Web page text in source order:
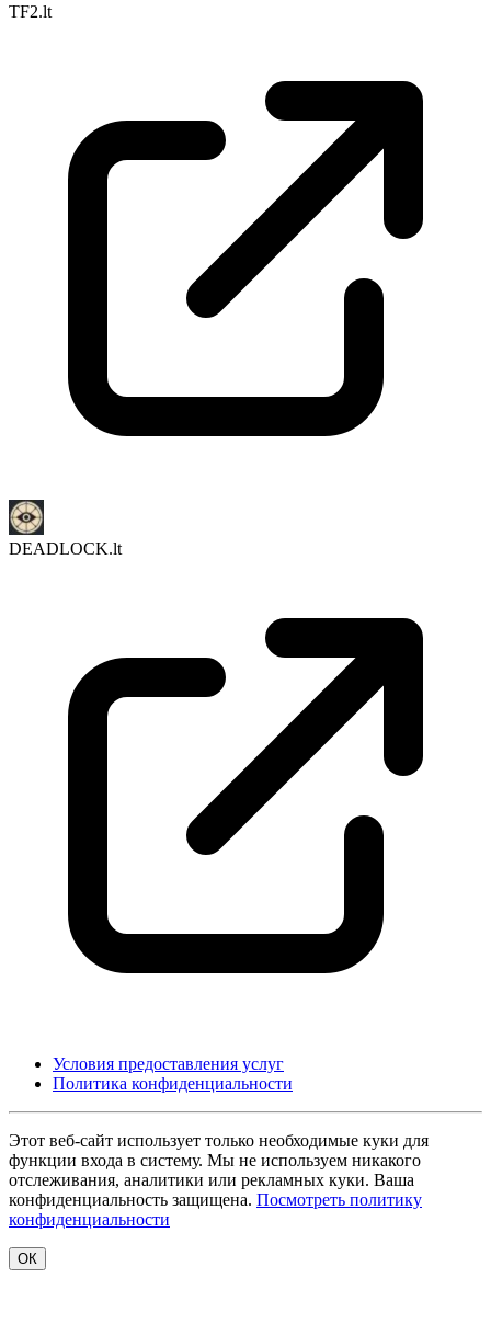
TF2.lt
DEADLOCK.lt
Условия предоставления услуг
Политика конфиденциальности
Этот веб-сайт использует только необходимые куки для
функции входа в систему. Мы не используем никакого
отслеживания, аналитики или рекламных куки. Ваша
конфиденциальность защищена. Посмотреть политику
конфиденциальности
ОК